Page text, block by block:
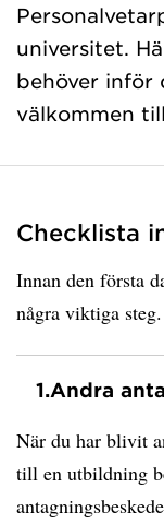
universitet.
behöver inför
välkommen
Checklista
Innan den första
några viktiga steg.
1.Andra
När du har blivit
till en utbildning